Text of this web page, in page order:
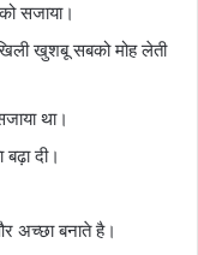
सजाया।
खुशबू सबको मोह लेती
था।
दी।
अच्छा बनाते है।